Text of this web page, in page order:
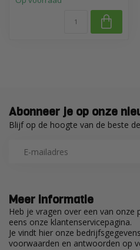
Meer informatie
Heb je vragen over een van onze
eens onze klantenservicepagina.
Je vindt hier onze
voorwaarden en antwoorden op
Abonneer je op onze
Blijf op de hoogte van de beste